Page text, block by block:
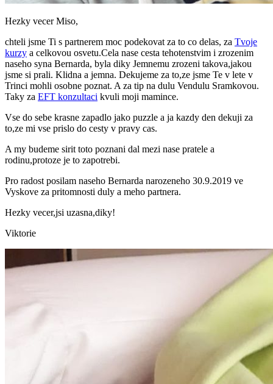
Hezky vecer Miso,
chteli jsme Ti s partnerem moc podekovat za to co delas, za Tvoje
kurzy a celkovou osvetu.Cela nase cesta tehotenstvim i zrozenim
naseho syna Bernarda, byla diky Jemnemu zrozeni takova,jakou
jsme si prali. Klidna a jemna. Dekujeme za to,ze jsme Te v lete v
Trinci mohli osobne poznat. A za tip na dulu Vendulu Sramkovou.
Taky za EFT konzultaci kvuli moji mamince.
Vse do sebe krasne zapadlo jako puzzle a ja kazdy den dekuji za
to,ze mi vse prislo do cesty v pravy cas.
A my budeme sirit toto poznani dal mezi nase pratele a
rodinu,protoze je to zapotrebi.
Pro radost posilam naseho Bernarda narozeneho 30.9.2019 ve
Vyskove za pritomnosti duly a meho partnera.
Hezky vecer,jsi uzasna,diky!
Viktorie